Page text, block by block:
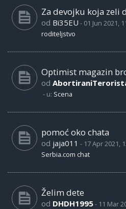
Za devojku koja zeli
od Bi35EU - 01 Jun 2021,
roditeljstvo
Optimist magazin
od
- u: Scena
pomoć oko chata
od jaja011 - 17 Apr 2021,
Serbia.com chat
Želim dete
od DHDH1995- 11 Mar